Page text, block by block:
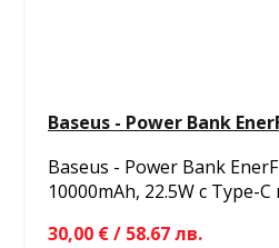
Baseus - Power Bank
Baseus - Power Bank
10000mAh, 22.5W с Type-
30,00 € / 58.67 лв.